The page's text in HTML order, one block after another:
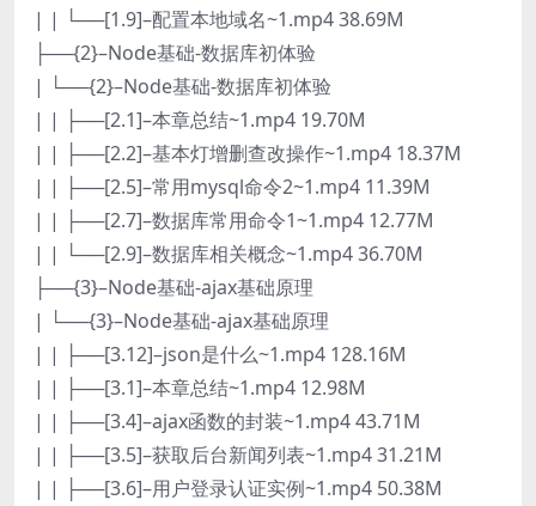
| | └──[1.9]–配置本地域名~1.mp4 38.69M
├──{2}–Node基础-数据库初体验
| └──{2}–Node基础-数据库初体验
| | ├──[2.1]–本章总结~1.mp4 19.70M
| | ├──[2.2]–基本灯增删查改操作~1.mp4 18.37M
| | ├──[2.5]–常用mysql命令2~1.mp4 11.39M
| | ├──[2.7]–数据库常用命令1~1.mp4 12.77M
| | └──[2.9]–数据库相关概念~1.mp4 36.70M
├──{3}–Node基础-ajax基础原理
| └──{3}–Node基础-ajax基础原理
| | ├──[3.12]–json是什么~1.mp4 128.16M
| | ├──[3.1]–本章总结~1.mp4 12.98M
| | ├──[3.4]–ajax函数的封装~1.mp4 43.71M
| | ├──[3.5]–获取后台新闻列表~1.mp4 31.21M
| | ├──[3.6]–用户登录认证实例~1.mp4 50.38M